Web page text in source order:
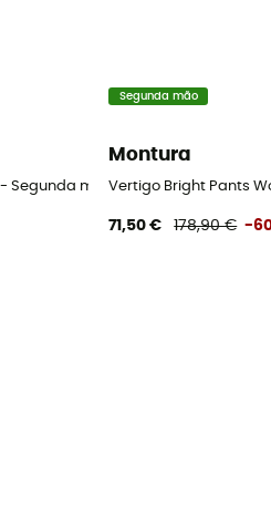
Segunda mão Calça mulher - Azul
Segunda mão
Montura
Vertigo Bright Pants
71,50 € 178,90 € -